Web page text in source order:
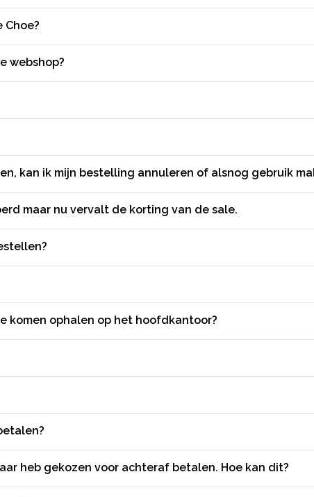
Choe?
webshop?
kan ik mijn bestelling annuleren of alsnog gebruik
maar nu vervalt de korting van de sale.
komen ophalen op het hoofdkantoor?
heb gekozen voor achteraf betalen. Hoe kan dit?